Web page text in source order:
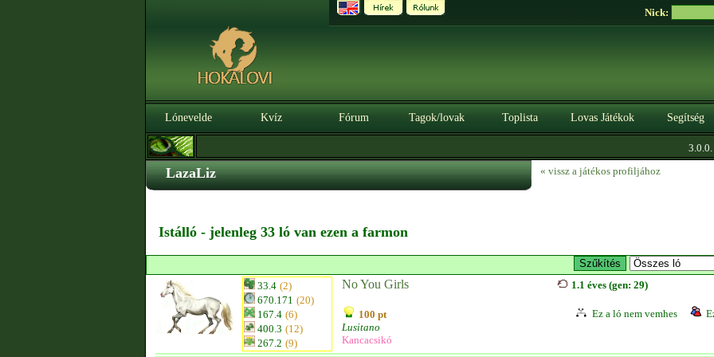
Nick:
Lónevelde Kvíz Fórum Tagok/lovak Toplista Lovas Játékok Segítség
3.0.0.
LazaLiz « vissz a játékos profiljához
Istálló - jelenleg 33 ló van ezen a farmon
33.4 (2)
670.171 (20)
167.4 (6)
400.3 (12)
267.2 (9)
No You Girls
100 pt
Lusitano
Kancacsikó
1.1 éves (gen: 29)
Ez a ló nem vemhes